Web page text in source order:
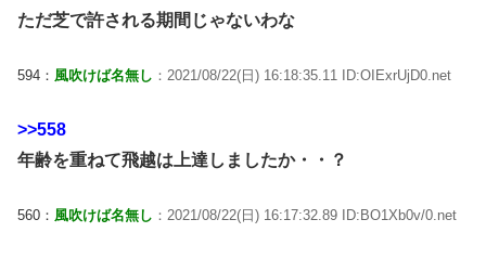
ただ芝で許される期間じゃないわな
594： 風吹けば名無し ：2021/08/22(日) 16:18:35.11 ID:OIExrUjD0.net
>>558
年齢を重ねて飛越は上達しましたか・・？
560： 風吹けば名無し ：2021/08/22(日) 16:17:32.89 ID:BO1Xb0v/0.net